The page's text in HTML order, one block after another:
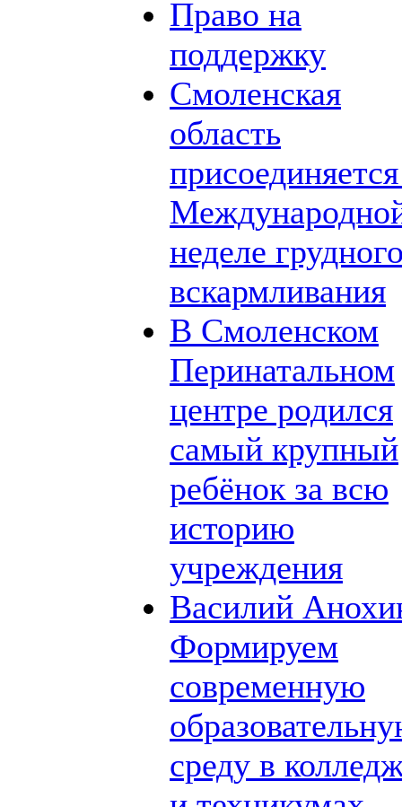
Право на
поддержку
Смоленская
область
неделе
вскармливания
В Смоленском
Перинатальном
центре родился
самый крупный
ребёнок за всю
историю
учреждения
Василий
Формируем
современную
среду в